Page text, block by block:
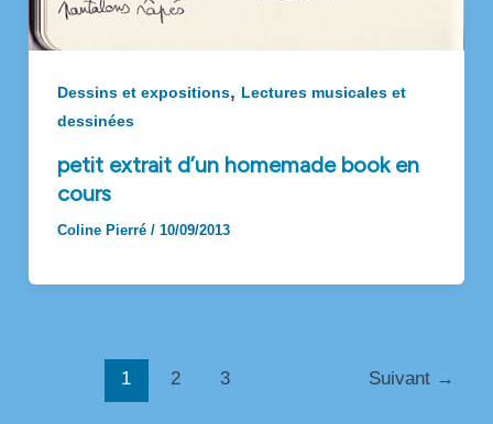
Dessins et expositions, Lectures musicales et
dessinées
petit extrait d’un homemade book en
cours
Coline Pierré / 10/09/2013
1 2 3 Suivant →